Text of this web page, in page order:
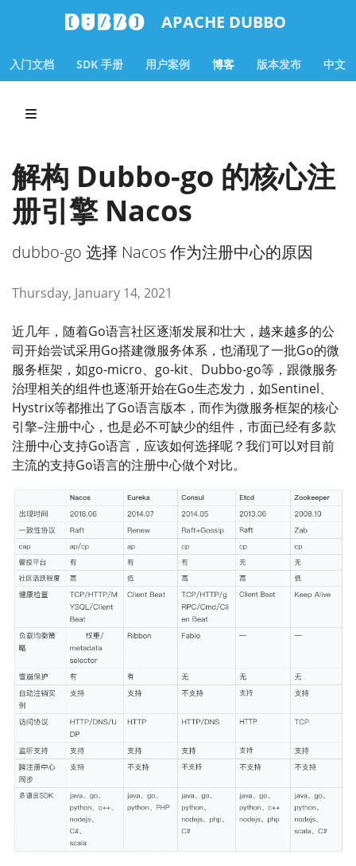
APACHE DUBBO
入门文档 SDK 手册 用户案例 博客 版本发布 中文
解构 Dubbo-go 的核心注
册引擎 Nacos
dubbo-go 选择 Nacos 作为注册中心的原因
Thursday, January 14, 2021
近几年，随着Go语言社区逐渐发展和壮大，越来越多的公
司开始尝试采用Go搭建微服务体系，也涌现了一批Go的微
服务框架，如go-micro、go-kit、Dubbo-go等，跟微服务
治理相关的组件也逐渐开始在Go生态发力，如Sentinel、
Hystrix等都推出了Go语言版本，而作为微服务框架的核心
引擎–注册中心，也是必不可缺少的组件，市面已经有多款
注册中心支持Go语言，应该如何选择呢？我们可以对目前
主流的支持Go语言的注册中心做个对比。